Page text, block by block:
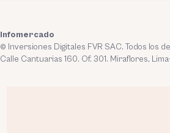
Infomercado
© Inversiones Digitales FVR SAC. Todos los
Calle Cantuarias 160. Of. 301. Miraflores,